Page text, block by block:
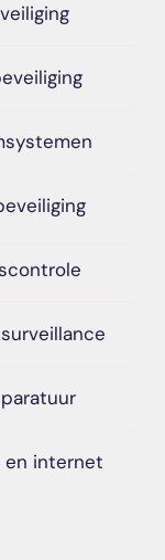
en internet